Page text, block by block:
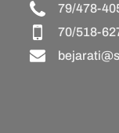
79/478-
70/518-